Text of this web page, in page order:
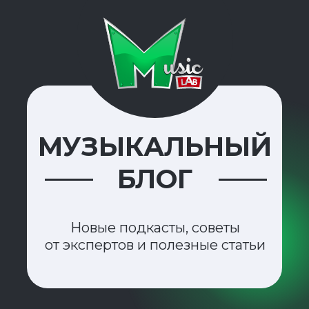
МУЗЫКАЛЬНЫЙ
БЛОГ
Новые подкасты, советы
от экспертов и полезные статьи